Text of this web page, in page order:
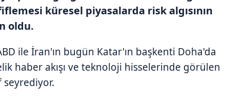
küresel piyasalarda risk algısının
oldu.
ile İran'ın bugün Katar'ın başkenti Doha'da
haber akışı ve teknoloji hisselerinde görülen